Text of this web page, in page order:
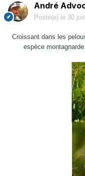
André
Posté(e) le 30
Croissant dans les
espèce